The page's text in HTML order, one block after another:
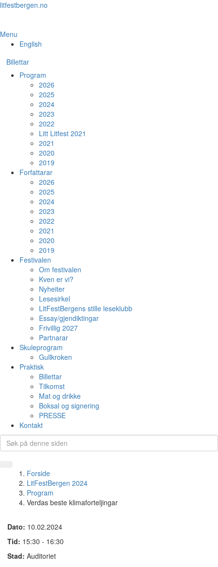
Skip
content
litfestbergen.no
Menu
English
Billettar
Program
2026
2025
2024
2023
2022
Litt Litfest 2021
2021
2020
2019
Forfattarar
2026
2025
2024
2023
2022
2021
2020
2019
Festivalen
Om festivalen
Kven er vi?
Nyheiter
Lesesirkel
LitFestBergens stille leseklubb
Essay/gjendiktingar
Frivillig 2027
Partnarar
Skuleprogram
Gullkroken
Praktisk
Billettar
Tilkomst
Mat og drikke
Boksal og signering
PRESSE
Kontakt
Forside
LitFestBergen 2024
Program
Verdas beste klimaforteljingar
Dato: 10.02.2024
Tid: 15:30 - 16:30
Stad: Auditoriet